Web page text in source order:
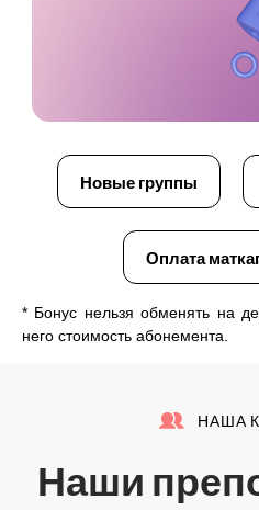
Новые группы
Оплата
* Бонус нельзя обменять на
него стоимость абонемента.
НАША
Наши